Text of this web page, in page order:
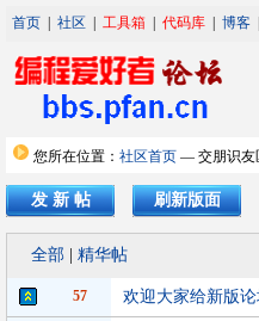
首页 社区 工具箱 代码库 博客
您所在位置： 社区首页 — 交朋识友
发 新 帖 刷新版面
全部 精华帖
57 欢迎大家给新版